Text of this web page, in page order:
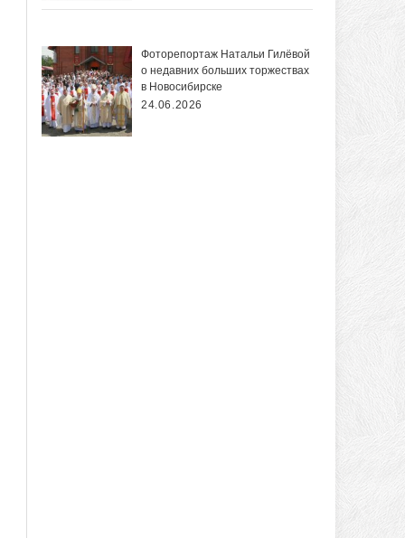
Фоторепортаж Натальи Гилёвой
о недавних больших торжествах
в Новосибирске
24.06.2026